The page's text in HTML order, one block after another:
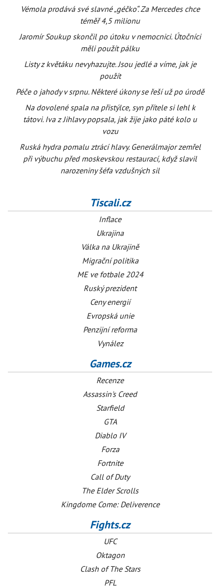
Vémola prodává své slavné „géčko“. Za Mercedes chce
téměř 4,5 milionu
Jaromír Soukup skončil po útoku v nemocnici. Útočníci
měli použít pálku
Listy z květáku nevyhazujte. Jsou jedlé a víme, jak je
použít
Péče o jahody v srpnu. Některé úkony se řeší už po úrodě
Na dovolené spala na přistýlce, syn přítele si lehl k
tátovi. Iva z Jihlavy popsala, jak žije jako páté kolo u
vozu
Ruská hydra pomalu ztrácí hlavy. Generálmajor zemřel
při výbuchu před moskevskou restaurací, když slavil
narozeniny šéfa vzdušných sil
Tiscali.cz
Inflace
Ukrajina
Válka na Ukrajině
Migrační politika
ME ve fotbale 2024
Ruský prezident
Ceny energií
Evropská unie
Penzijní reforma
Vynález
Games.cz
Recenze
Assassin's Creed
Starfield
GTA
Diablo IV
Forza
Fortnite
Call of Duty
The Elder Scrolls
Kingdome Come: Deliverence
Fights.cz
UFC
Oktagon
Clash of The Stars
PFL